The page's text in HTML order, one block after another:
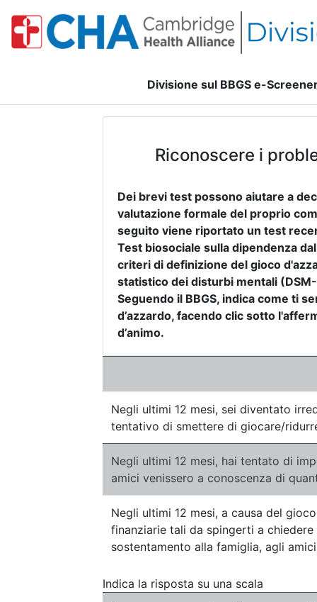
Divisione sul BBGS e-
Riconoscere i
Dei brevi test possono aiutare a
valutazione formale del proprio
seguito viene riportato un test
Test biosociale sulla dipendenza
criteri di definizione del gioco
statistico dei disturbi mentali
Seguendo il BBGS, indica come ti
d’azzardo, facendo clic sotto
d’animo.
Negli ultimi 12 mesi, sei diventato
tentativo di smettere di giocare/
Negli ultimi 12 mesi, hai tentato di
amici venissero a conoscenza di
Negli ultimi 12 mesi, a causa del
finanziarie tali da spingerti a
sostentamento alla famiglia, agli
Indica la risposta su una scala